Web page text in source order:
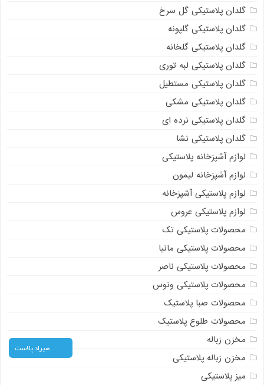
گلدان پلاستیکی گل سرخ
گلدان پلاستیکی گلپونه
گلدان پلاستیکی گلخانه
گلدان پلاستیکی لبه توری
گلدان پلاستیکی مستطیل
گلدان پلاستیکی مشکی
گلدان پلاستیکی نرده ای
گلدان پلاستیکی نشا
لوازم آشپزخانه پلاستیکی
لوازم آشپزخانه لیمون
لوازم پلاستیکی آشپزخانه
لوازم پلاستیکی عروس
محصولات پلاستیکی تک
محصولات پلاستیکی مانیا
محصولات پلاستیکی ناصر
محصولات پلاستیکی ونوس
محصولات صبا پلاستیک
محصولات طلوع پلاستیک
مخزن زباله
مخزن زباله پلاستیکی
میز پلاستیکی
هیراد پلاست